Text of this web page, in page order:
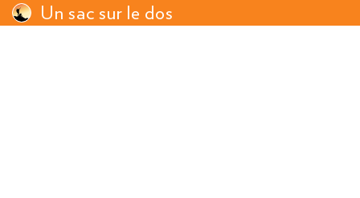
Un sac sur le dos